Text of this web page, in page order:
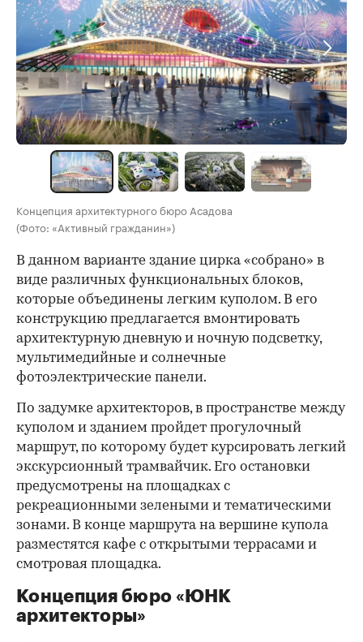
Концепция архитектурного бюро Асадова
(Фото: «Активный гражданин»)
В данном варианте здание цирка «собрано» в
виде различных функциональных блоков,
которые объединены легким куполом. В его
конструкцию предлагается вмонтировать
архитектурную дневную и ночную подсветку,
мультимедийные и солнечные
фотоэлектрические панели.
По задумке архитекторов, в пространстве между
куполом и зданием пройдет прогулочный
маршрут, по которому будет курсировать легкий
экскурсионный трамвайчик. Его остановки
предусмотрены на площадках с
рекреационными зелеными и тематическими
зонами. В конце маршрута на вершине купола
разместятся кафе с открытыми террасами и
смотровая площадка.
Концепция бюро «ЮНК
архитекторы»